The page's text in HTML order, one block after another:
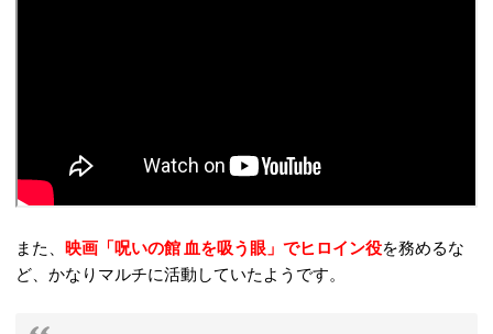
また、 映画「呪いの館 血を吸う眼」でヒロイン役を務めるな
ど、かなりマルチに活動していたようです。